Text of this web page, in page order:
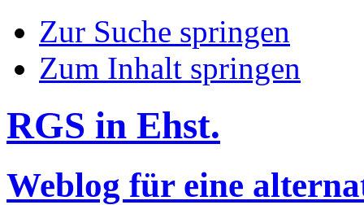
Zur Suche springen
Zum Inhalt springen
RGS in Ehst.
Weblog für eine